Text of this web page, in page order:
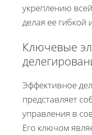
укреплению
делая ее гибкой
Ключевые
Эффективное
представляет
управления в
Его ключом